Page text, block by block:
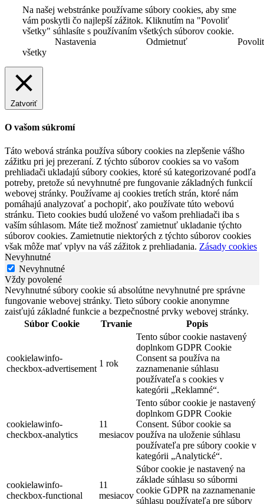
Na našej webstránke používame súbory cookies, aby sme
vám poskytli čo najlepší zážitok. Kliknutím na "Povoliť
všetky" súhlasíte s používaním všetkých súborov cookie.
Nastavenia
Odmietnuť
všetky
Zatvoriť
O vašom súkromí
Táto webová stránka používa súbory cookies na zlepšenie vášho
zážitku pri jej prezeraní. Z týchto súborov cookies sa vo vašom
prehliadači ukladajú súbory cookies, ktoré sú kategorizované podľa
potreby, pretože sú nevyhnutné pre fungovanie základných funkcií
webovej stránky. Používame aj cookies tretích strán, ktoré nám
pomáhajú analyzovať a pochopiť, ako používate túto webovú
stránku. Tieto cookies budú uložené vo vašom prehliadači iba s
vaším súhlasom. Máte tiež možnosť zamietnuť ukladanie týchto
súborov cookies. Zamietnutie niektorých z týchto súborov cookies
však môže mať vplyv na váš zážitok z prehliadania. Zásady cookies
Nevyhnutné
Nevyhnutné
Vždy povolené
Nevyhnutné súbory cookie sú absolútne nevyhnutné pre správne
fungovanie webovej stránky. Tieto súbory cookie anonymne
zaisťujú základné funkcie a bezpečnostné prvky webovej stránky.
Súbor Cookie
Trvanie Popis
cookielawinfo-
checkbox-advertisement
1 rok
Tento súbor cookie nastavený
doplnkom GDPR Cookie
Consent sa používa na
zaznamenanie súhlasu
používateľa s cookies v
kategórii „Reklamné“.
cookielawinfo-
checkbox-analytics
11
mesiacov
Tento súbor cookie je nastavený
doplnkom GDPR Cookie
Consent. Súbor cookie sa
používa na uloženie súhlasu
používateľa pre súbory cookie v
kategórii „Analytické“.
cookielawinfo-
checkbox-functional
11
mesiacov
Súbor cookie je nastavený na
základe súhlasu so súbormi
cookie GDPR na zaznamenanie
súhlasu používateľa pre súbory